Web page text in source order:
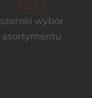
szeroki wybór
asortymentu